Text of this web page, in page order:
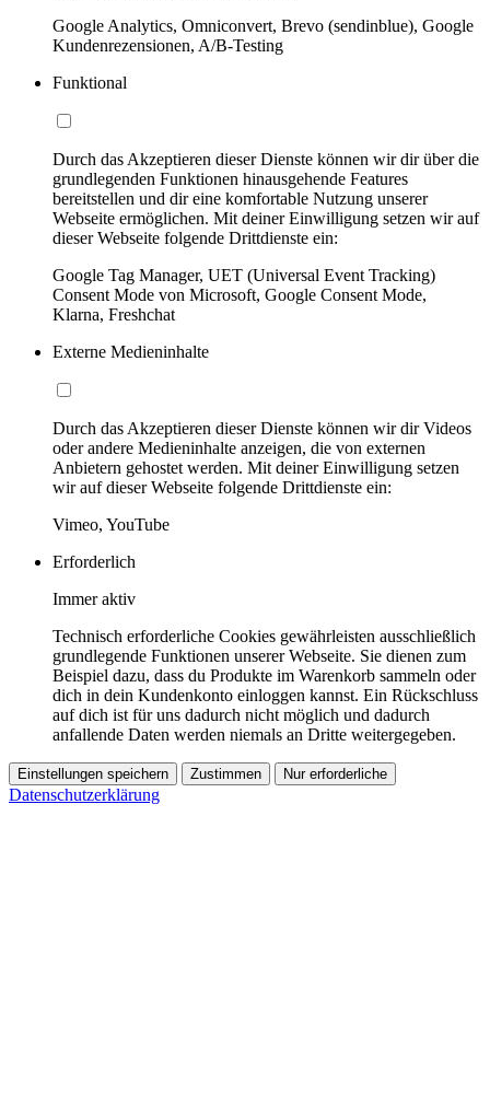
Google Analytics, Omniconvert, Brevo (sendinblue), Google
Kundenrezensionen, A/B-Testing
Funktional
Durch das Akzeptieren dieser Dienste können wir dir über die
grundlegenden Funktionen hinausgehende Features
bereitstellen und dir eine komfortable Nutzung unserer
Webseite ermöglichen. Mit deiner Einwilligung setzen wir auf
dieser Webseite folgende Drittdienste ein:
Google Tag Manager, UET (Universal Event Tracking)
Consent Mode von Microsoft, Google Consent Mode,
Klarna, Freshchat
Externe Medieninhalte
Durch das Akzeptieren dieser Dienste können wir dir Videos
oder andere Medieninhalte anzeigen, die von externen
Anbietern gehostet werden. Mit deiner Einwilligung setzen
wir auf dieser Webseite folgende Drittdienste ein:
Vimeo, YouTube
Erforderlich
Immer aktiv
Technisch erforderliche Cookies gewährleisten ausschließlich
grundlegende Funktionen unserer Webseite. Sie dienen zum
Beispiel dazu, dass du Produkte im Warenkorb sammeln oder
dich in dein Kundenkonto einloggen kannst. Ein Rückschluss
auf dich ist für uns dadurch nicht möglich und dadurch
anfallende Daten werden niemals an Dritte weitergegeben.
Einstellungen speichern Zustimmen Nur erforderliche
Datenschutzerklärung